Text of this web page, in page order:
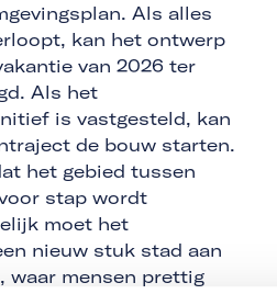
Als alles
kan het ontwerp
van 2026 ter
Als het
is vastgesteld, kan
de bouw starten.
het gebied tussen
stap wordt
moet het
nieuw stuk stad aan
waar mensen prettig